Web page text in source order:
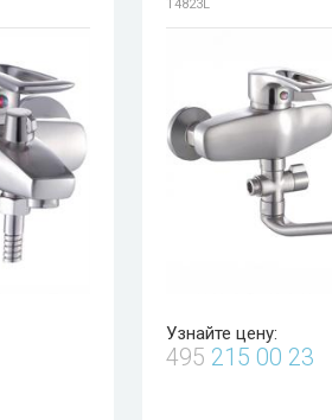
T4823L
Узнайте цену:
495 215 00 23